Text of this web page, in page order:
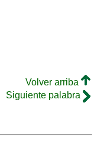
Volver arriba
Siguiente palabra